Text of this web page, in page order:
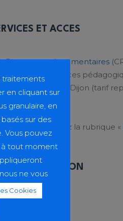
ET ACCES
Ressources documentaires
sur site de ressources
: selfs du CHU Dijon (tarif
extérieurs
parking : consultez la rubrique «
DE FORMATION
traitements
en cliquant sur
granulaire, en
sur des
Vous pouvez
à tout moment
ne vous
Cookies